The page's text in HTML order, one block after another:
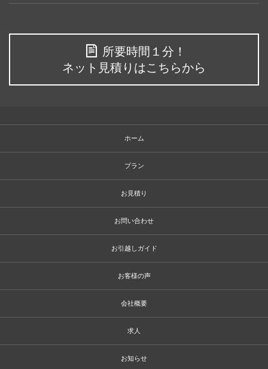
所要時間１分！
ネット見積りはこちらから
ホーム
プラン
お見積り
お問い合わせ
お引越しガイド
お客様の声
会社概要
求人
お知らせ